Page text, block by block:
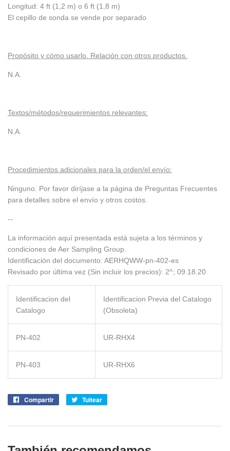
Longitud: 4 ft (1,2 m) o 6 ft (1,8 m)
El cepillo de sonda se vende por separado
Propósito y cómo usarlo. Relación con otros productos.
N.A.
Textos/métodos/requerimientos relevantes:
N.A.
Procedimientos adicionales para la orden/el envío:
Ninguno. Por favor diríjase a la página de Preguntas Frecuentes
para detalles sobre el envío y otros costos.
--
La información aquí presentada está sujeta a los términos y
condiciones de Aer Sampling Group.
Identificación del documento: AERHQWW-pn-402-es
Revisado por última vez (Sin incluir los precios): 2^; 09.18.20
Identificacion del
Catalogo
Identificacion Previa del Catalogo
(Obsoleta)
PN-402 UR-RHX4
PN-403 UR-RHX6
Compartir
CompartirTuitear